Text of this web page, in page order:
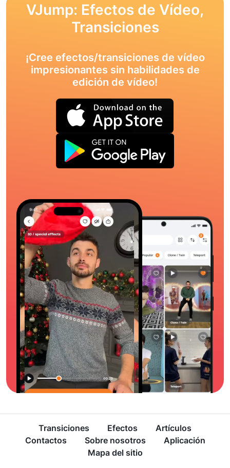
VJump: Efectos de Vídeo,
Transiciones
¡Cree efectos/transiciones de vídeo
impresionantes sin habilidades de
edición de vídeo!
Transiciones Efectos
Artículos
Contactos
Sobre nosotros
Aplicación
Mapa del sitio